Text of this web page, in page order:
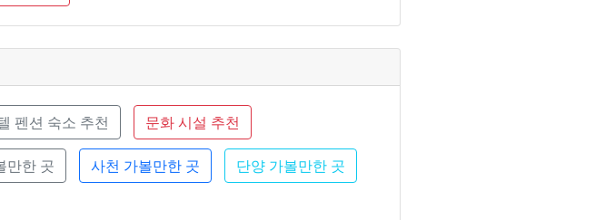
펜션 숙소 추천 문화 시설 추천
만한 곳 사천 가볼만한 곳 단양 가볼만한 곳